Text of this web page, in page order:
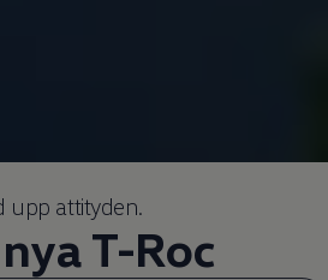
upp attityden.
T-Roc